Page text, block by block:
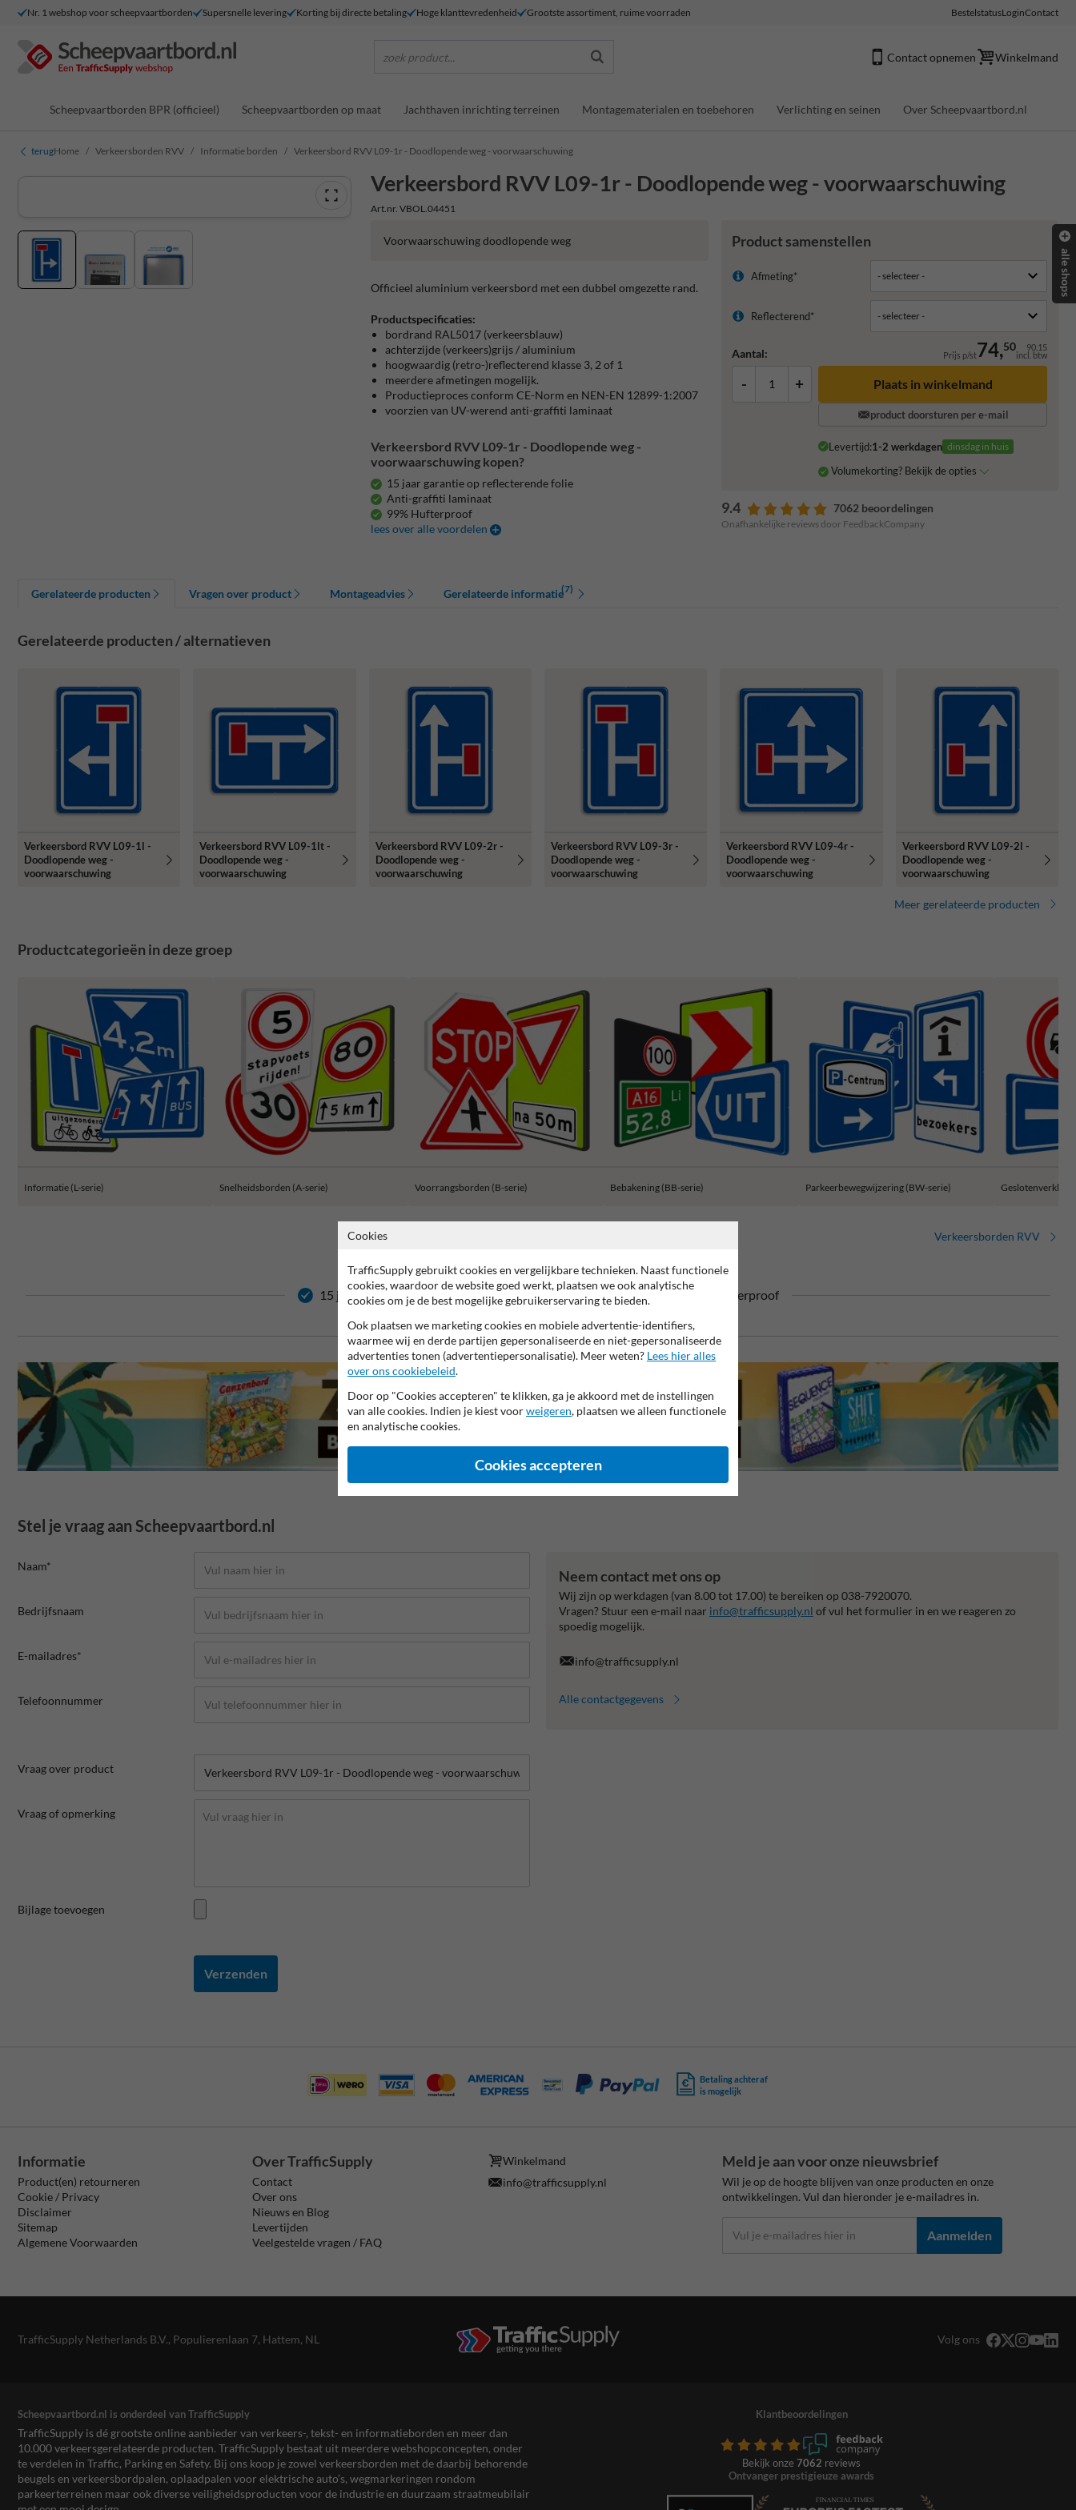
Nr. 1 webshop voor scheepvaartborden Supersnelle levering Korting bij directe betaling Hoge klanttevredenheid Grootste assortiment, ruime voorraden BestelstatusLoginContact
zoek product... Contact opnemen Winkelmand
Scheepvaartborden BPR (officieel) Scheepvaartborden op maat Jachthaven inrichting terreinen Montagematerialen en toebehoren Verlichting en seinen Over Scheepvaartbord.nl
terugHome Verkeersborden RVV Informatie borden Verkeersbord RVV L09-1r - Doodlopende weg - voorwaarschuwing
Verkeersbord RVV L09-1r - Doodlopende weg - voorwaarschuwing
Art.nr. VBOL.04451
Product samenstellen
Afmeting*
Reflecterend*
Aantal: Prijs p/st74,50 90,15
incl. btw
- + Plaats in winkelmand
product doorsturen per e-mail
Levertijd:1-2 werkdagen dinsdag in huis
Volumekorting? Bekijk de opties
9.4 7062 beoordelingen
Onafhankelijke reviews door FeedbackCompany
Voorwaarschuwing doodlopende weg
Officieel aluminium verkeersbord met een dubbel omgezette rand.
Productspecificaties:
bordrand RAL5017 (verkeersblauw)
achterzijde (verkeers)grijs / aluminium
hoogwaardig (retro-)reflecterend klasse 3, 2 of 1
meerdere afmetingen mogelijk.
Productieproces conform CE-Norm en NEN-EN 12899-1:2007
voorzien van UV-werend anti-graffiti laminaat
Verkeersbord RVV L09-1r - Doodlopende weg -
voorwaarschuwing kopen?
15 jaar garantie op reflecterende folie
Anti-graffiti laminaat
99% Hufterproof
lees over alle voordelen
Gerelateerde producten Vragen over product Montageadvies Gerelateerde informatie(7)
Gerelateerde producten / alternatieven
Verkeersbord RVV L09-1l -
Doodlopende weg -
voorwaarschuwing
Verkeersbord RVV L09-1lt -
Doodlopende weg -
voorwaarschuwing
Verkeersbord RVV L09-2r -
Doodlopende weg -
voorwaarschuwing
Verkeersbord RVV L09-3r -
Doodlopende weg -
voorwaarschuwing
Verkeersbord RVV L09-4r -
Doodlopende weg -
voorwaarschuwing
Verkeersbord RVV L09-2l -
Doodlopende weg -
voorwaarschuwing
Meer gerelateerde producten
Productcategorieën in deze groep
Informatie (L-serie) Snelheidsborden (A-serie) Voorrangsborden (B-serie) Bebakening (BB-serie) Parkeerbewegwijzering (BW-serie)
Verkeersborden RVV
15 jaar garantie op reflecterende folie Anti-graffiti laminaat 99% Hufterproof
Stel je vraag aan Scheepvaartbord.nl
Naam*
Bedrijfsnaam
E-mailadres*
Telefoonnummer
Vraag over product
Vraag of opmerking
Bijlage toevoegen
Verzenden
Neem contact met ons op
Wij zijn op werkdagen (van 8.00 tot 17.00) te bereiken op 038-7920070.
Vragen? Stuur een e-mail naar info@trafficsupply.nl of vul het formulier in en we reageren zo
spoedig mogelijk.
info@trafficsupply.nl
Alle contactgegevens
Betaling achteraf
is mogelijk
Informatie
Product(en) retourneren
Cookie / Privacy
Disclaimer
Sitemap
Algemene Voorwaarden
Over TrafficSupply
Contact
Over ons
Nieuws en Blog
Levertijden
Veelgestelde vragen / FAQ
Winkelmand
info@trafficsupply.nl
Meld je aan voor onze nieuwsbrief
Wil je op de hoogte blijven van onze producten en onze
ontwikkelingen. Vul dan hieronder je e-mailadres in.
Aanmelden
TrafficSupply Netherlands B.V., Populierenlaan 7, Hattem, NL Volg ons
Scheepvaartbord.nl is onderdeel van TrafficSupply
TrafficSupply is dé grootste online aanbieder van verkeers-, tekst- en informatieborden en meer dan
10.000 verkeersgerelateerde producten. TrafficSupply bestaat uit meerdere webshopconcepten, onder
te verdelen in Traffic, Parking en Safety. Bij ons koop je zowel verkeersborden met de daarbij behorende
beugels en verkeersbordpalen, oplaadpalen voor elektrische auto’s, wegmarkeringen rondom
parkeerterreinen maar ook diverse veiligheidsproducten voor de industrie en duurzaam straatmeubilair
Klantbeoordelingen
Bekijk onze 7062 reviews
Ontvanger prestigieuze awards
alle shops
Cookies
TrafficSupply gebruikt cookies en vergelijkbare technieken. Naast functionele
cookies, waardoor de website goed werkt, plaatsen we ook analytische
cookies om je de best mogelijke gebruikerservaring te bieden.
Ook plaatsen we marketing cookies en mobiele advertentie-identifiers,
waarmee wij en derde partijen gepersonaliseerde en niet-gepersonaliseerde
advertenties tonen (advertentiepersonalisatie). Meer weten? Lees hier alles
over ons cookiebeleid.
Door op "Cookies accepteren" te klikken, ga je akkoord met de instellingen
van alle cookies. Indien je kiest voorweigeren, plaatsen we alleen functionele
en analytische cookies.
Cookies accepteren